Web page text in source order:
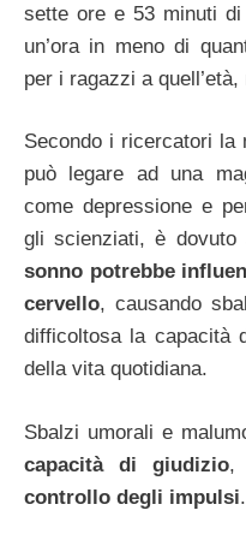
sette ore e 53 minuti
un’ora in meno di
per i ragazzi a quell’età,
Secondo i ricercatori la
può legare ad una
come depressione e
gli scienziati, è dovuto
sonno potrebbe
cervello, causando
difficoltosa la capacità
della vita quotidiana.
Sbalzi umorali e
capacità di giudizio,
controllo degli impulsi.